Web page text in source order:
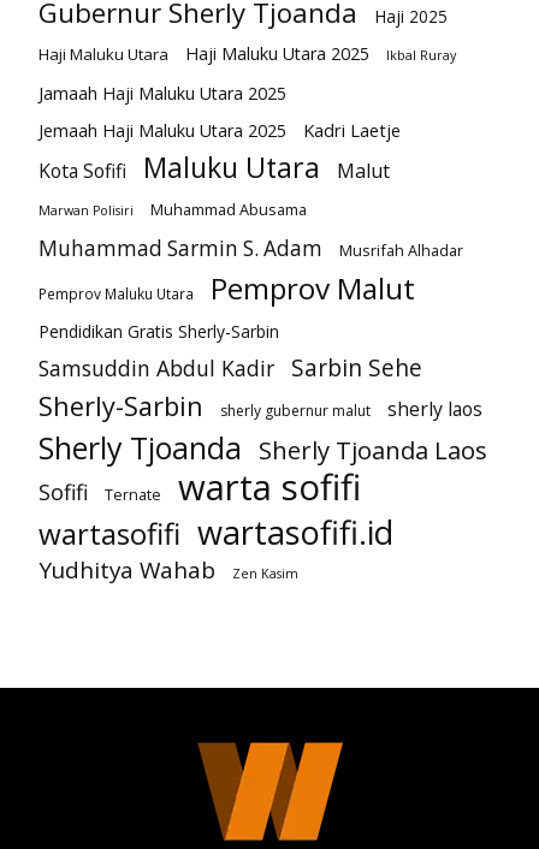
Gubernur Sherly Tjoanda Haji 2025
Haji Maluku Utara Haji Maluku Utara 2025 Ikbal Ruray
Jamaah Haji Maluku Utara 2025
Jemaah Haji Maluku Utara 2025
Kadri Laetje
Kota Sofifi Maluku Utara Malut
Marwan Polisiri Muhammad Abusama
Muhammad Sarmin S. Adam Musrifah Alhadar
Pemprov Maluku Utara Pemprov Malut
Pendidikan Gratis Sherly-Sarbin
Samsuddin Abdul Kadir Sarbin Sehe
Sherly-Sarbin sherly gubernur malut sherly laos
Sherly Tjoanda Sherly Tjoanda Laos
Sofifi Ternate warta sofifi
wartasofifi wartasofifi.id
Yudhitya Wahab Zen Kasim